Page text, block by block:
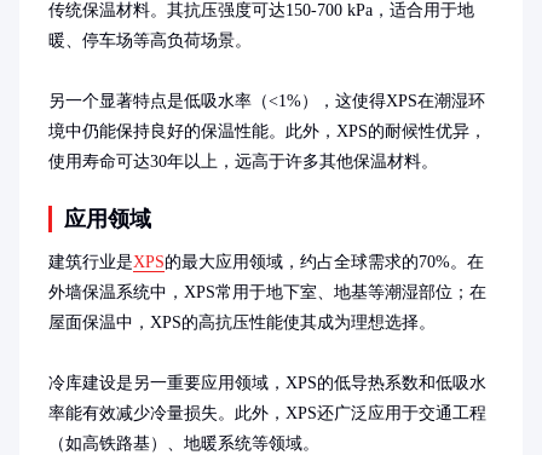
传统保温材料。其抗压强度可达150-700 kPa，适合用于地
暖、停车场等高负荷场景。
另一个显著特点是低吸水率（<1%），这使得XPS在潮湿环
境中仍能保持良好的保温性能。此外，XPS的耐候性优异，
使用寿命可达30年以上，远高于许多其他保温材料。
应用领域
建筑行业是XPS的最大应用领域，约占全球需求的70%。在
外墙保温系统中，XPS常用于地下室、地基等潮湿部位；在
屋面保温中，XPS的高抗压性能使其成为理想选择。
冷库建设是另一重要应用领域，XPS的低导热系数和低吸水
率能有效减少冷量损失。此外，XPS还广泛应用于交通工程
（如高铁路基）、地暖系统等领域。